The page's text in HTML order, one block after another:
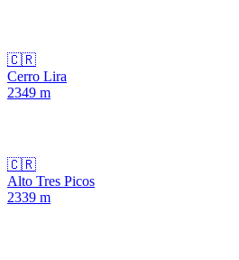
🇨🇷
Cerro Lira
2349 m
🇨🇷
Alto Tres Picos
2339 m